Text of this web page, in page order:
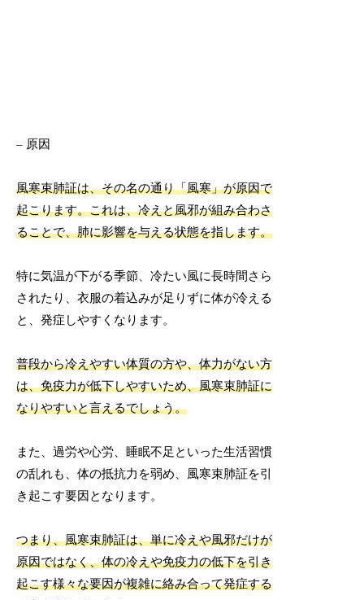
– 原因
風寒束肺証は、その名の通り「風寒」が原因で
起こります。これは、冷えと風邪が組み合わさ
ることで、肺に影響を与える状態を指します。
特に気温が下がる季節、冷たい風に長時間さら
されたり、衣服の着込みが足りずに体が冷える
と、発症しやすくなります。
普段から冷えやすい体質の方や、体力がない方
は、免疫力が低下しやすいため、風寒束肺証に
なりやすいと言えるでしょう。
また、過労や心労、睡眠不足といった生活習慣
の乱れも、体の抵抗力を弱め、風寒束肺証を引
き起こす要因となります。
つまり、風寒束肺証は、単に冷えや風邪だけが
原因ではなく、体の冷えや免疫力の低下を引き
起こす様々な要因が複雑に絡み合って発症する